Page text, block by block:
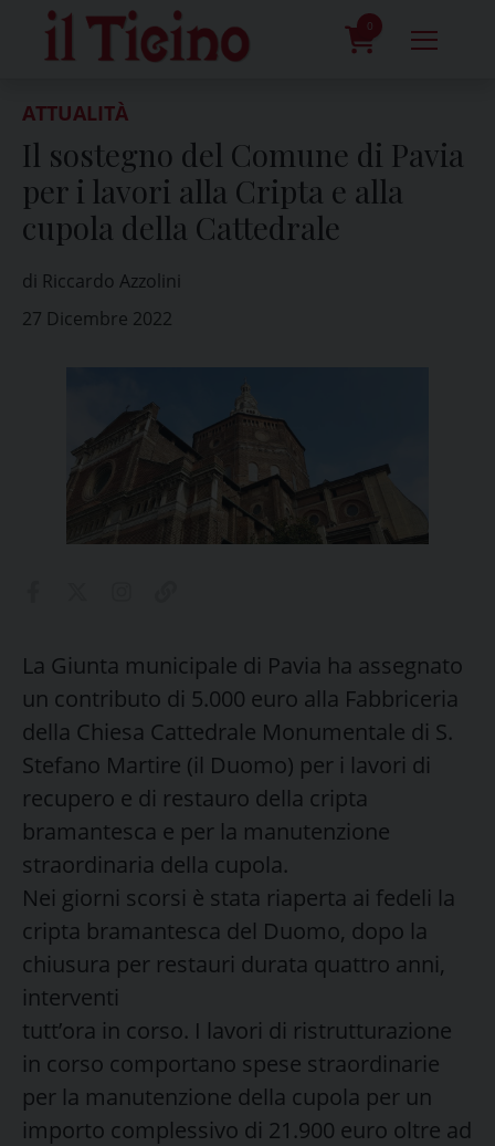
content
0
ATTUALITÀ
Il sostegno del Comune di Pavia
per i lavori alla Cripta e alla
cupola della Cattedrale
di Riccardo Azzolini
27 Dicembre 2022
La Giunta municipale di Pavia ha assegnato
un contributo di 5.000 euro alla Fabbriceria
della Chiesa Cattedrale Monumentale di S.
Stefano Martire (il Duomo) per i lavori di
recupero e di restauro della cripta
bramantesca e per la manutenzione
straordinaria della cupola.
Nei giorni scorsi è stata riaperta ai fedeli la
cripta bramantesca del Duomo, dopo la
chiusura per restauri durata quattro anni,
interventi
tutt’ora in corso. I lavori di ristrutturazione
in corso comportano spese straordinarie
per la manutenzione della cupola per un
importo complessivo di 21.900 euro oltre ad